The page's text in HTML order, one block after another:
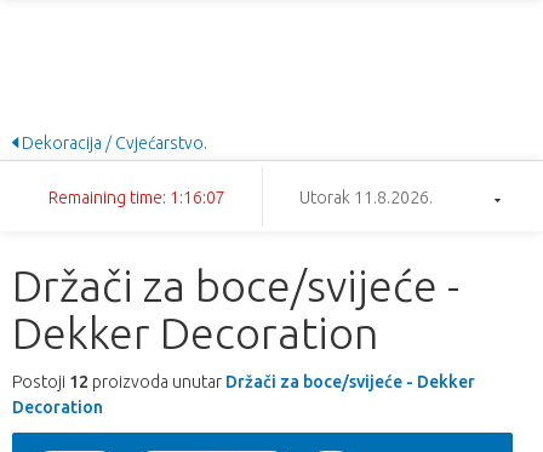
Dekoracija / Cvjećarstvo.
Remaining time: 1:16:06 Utorak 11.8.2026.
Držači za boce/svijeće -
Dekker Decoration
Postoji 12 proizvoda unutar Držači za boce/svijeće - Dekker
Decoration